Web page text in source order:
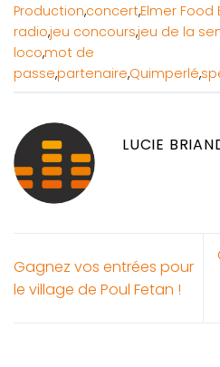
Production,concert,Elmer Food
radio,jeu concours,jeu de la
loco,mot de
passe,partenaire,Quimperlé,
LUCIE
Gagnez vos entrées pour
le village de Poul Fetan !